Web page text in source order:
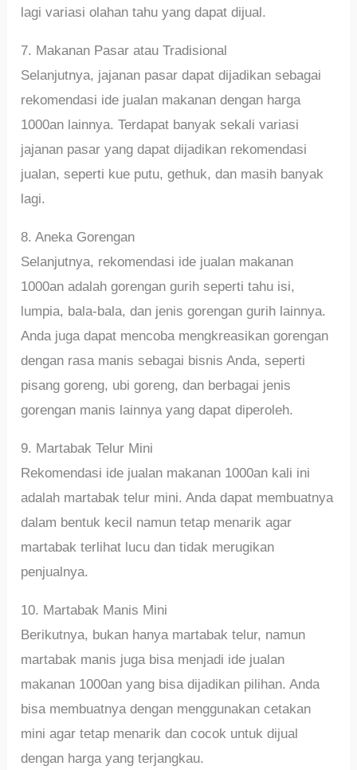
lagi variasi olahan tahu yang dapat dijual.
7. Makanan Pasar atau Tradisional
Selanjutnya, jajanan pasar dapat dijadikan sebagai
rekomendasi ide jualan makanan dengan harga
1000an lainnya. Terdapat banyak sekali variasi
jajanan pasar yang dapat dijadikan rekomendasi
jualan, seperti kue putu, gethuk, dan masih banyak
lagi.
8. Aneka Gorengan
Selanjutnya, rekomendasi ide jualan makanan
1000an adalah gorengan gurih seperti tahu isi,
lumpia, bala-bala, dan jenis gorengan gurih lainnya.
Anda juga dapat mencoba mengkreasikan gorengan
dengan rasa manis sebagai bisnis Anda, seperti
pisang goreng, ubi goreng, dan berbagai jenis
gorengan manis lainnya yang dapat diperoleh.
9. Martabak Telur Mini
Rekomendasi ide jualan makanan 1000an kali ini
adalah martabak telur mini. Anda dapat membuatnya
dalam bentuk kecil namun tetap menarik agar
martabak terlihat lucu dan tidak merugikan
penjualnya.
10. Martabak Manis Mini
Berikutnya, bukan hanya martabak telur, namun
martabak manis juga bisa menjadi ide jualan
makanan 1000an yang bisa dijadikan pilihan. Anda
bisa membuatnya dengan menggunakan cetakan
mini agar tetap menarik dan cocok untuk dijual
dengan harga yang terjangkau.